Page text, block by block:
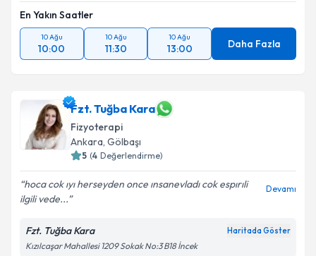
En Yakın Saatler
10 Ağu
10:00
10 Ağu
11:30
10 Ağu
13:00 Daha Fazla
Fzt. Tuğba Kara
Fizyoterapi
Ankara, Gölbaşı
5 (4 Değerlendirme)
hoca cok ıyı herseyden once ınsanevladı cok espırıli
ilgili vede...
Devamı
Fzt. Tuğba Kara Haritada Göster
Kızılcaşar Mahallesi 1209 Sokak No:3 B18 İncek